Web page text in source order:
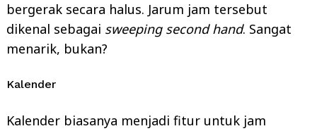
bergerak secara halus. Jarum jam tersebut
dikenal sebagai sweeping second hand. Sangat
menarik, bukan?
Kalender
Kalender biasanya menjadi fitur untuk jam